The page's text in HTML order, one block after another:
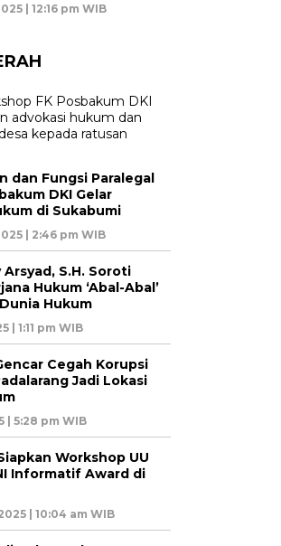
| 12:16 pm WIB
dan Fungsi Paralegal
DKI Gelar
di Sukabumi
| 2:46 pm WIB
S.H. Soroti
Hukum ‘Abal-Abal’
Hukum
| 1:11 pm WIB
Cegah Korupsi
Jadi Lokasi
| 5:28 pm WIB
Workshop UU
Informatif Award di
| 10:04 am WIB